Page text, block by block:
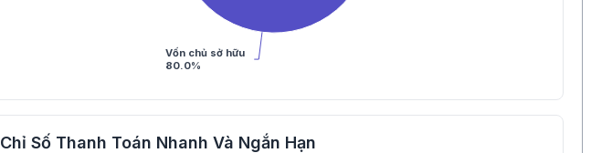
Vốn chủ sở hữu
80.0%
Chỉ Số Thanh Toán Nhanh Và Ngắn Hạn